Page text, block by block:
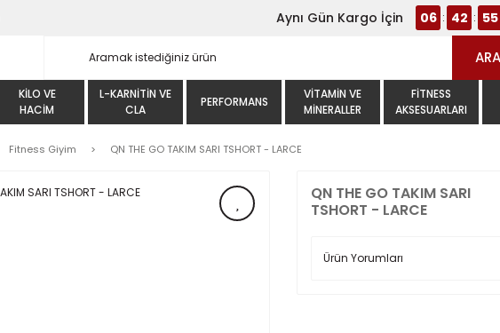
Aynı Gün Kargo İçin 06 : 42 : 55
ARA
KILO VE
HACIM
L-KARNITIN VE
CLA
PERFORMANS
VITAMIN VE
MINERALLER
FITNESS
AKSESUARLARI
Fitness Giyim QN THE GO TAKIM SARI TSHORT - LARCE
QN THE GO TAKIM SARI
TSHORT - LARCE
Ürün Yorumları